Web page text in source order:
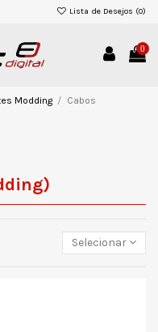
Lista de Desejos (0)
0
Modding
Cabos
Selecionar